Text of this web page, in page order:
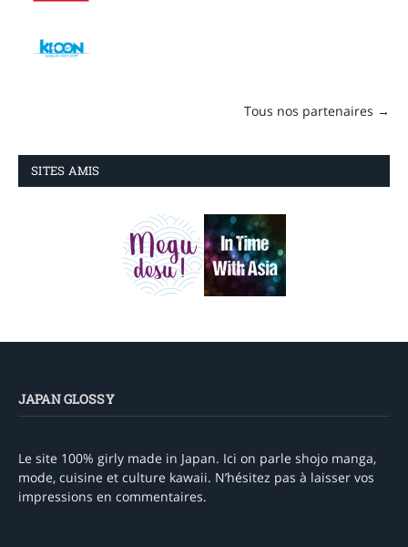
Tous nos partenaires →
SITES AMIS
JAPAN GLOSSY
Le site 100% girly made in Japan. Ici on parle shojo manga,
mode, cuisine et culture kawaii. N’hésitez pas à laisser vos
impressions en commentaires.